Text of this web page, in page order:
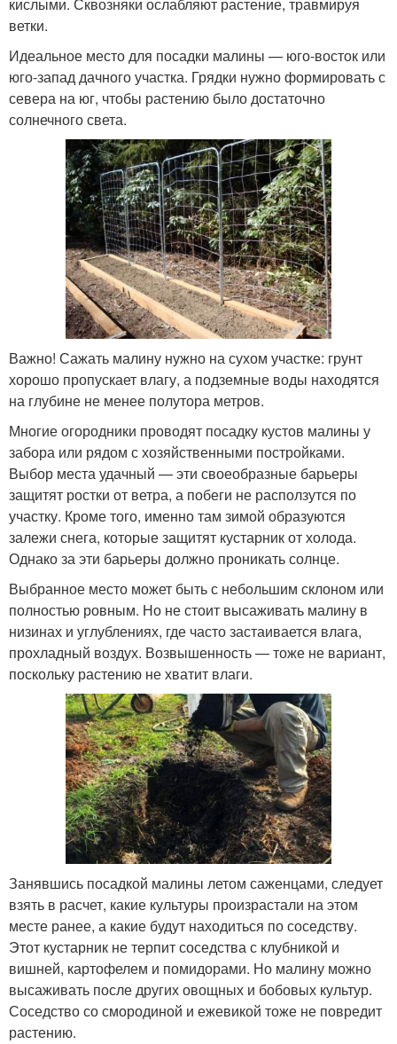
кислыми. Сквозняки ослабляют растение, травмируя
ветки.
Идеальное место для посадки малины — юго-восток или
юго-запад дачного участка. Грядки нужно формировать с
севера на юг, чтобы растению было достаточно
солнечного света.
Важно! Сажать малину нужно на сухом участке: грунт
хорошо пропускает влагу, а подземные воды находятся
на глубине не менее полутора метров.
Многие огородники проводят посадку кустов малины у
забора или рядом с хозяйственными постройками.
Выбор места удачный — эти своеобразные барьеры
защитят ростки от ветра, а побеги не расползутся по
участку. Кроме того, именно там зимой образуются
залежи снега, которые защитят кустарник от холода.
Однако за эти барьеры должно проникать солнце.
Выбранное место может быть с небольшим склоном или
полностью ровным. Но не стоит высаживать малину в
низинах и углублениях, где часто застаивается влага,
прохладный воздух. Возвышенность — тоже не вариант,
поскольку растению не хватит влаги.
Занявшись посадкой малины летом саженцами, следует
взять в расчет, какие культуры произрастали на этом
месте ранее, а какие будут находиться по соседству.
Этот кустарник не терпит соседства с клубникой и
вишней, картофелем и помидорами. Но малину можно
высаживать после других овощных и бобовых культур.
Соседство со смородиной и ежевикой тоже не повредит
растению.